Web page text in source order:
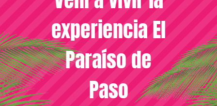
experiencia El
Paraíso de
Paso